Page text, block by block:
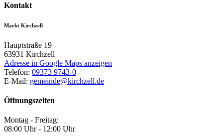
Kontakt
Markt Kirchzell
Hauptstraße 19
63931 Kirchzell
Adresse in Google Maps anzeigen
Telefon: 09373 9743-0
E-Mail: gemeinde@kirchzell.de
Öffnungszeiten
Montag - Freitag:
08:00 Uhr - 12:00 Uhr